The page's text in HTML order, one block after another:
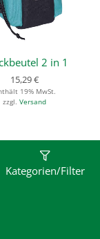
2 in 1
15,29€
19% MwSt.
zzgl. Versand
Kategorien/Filter